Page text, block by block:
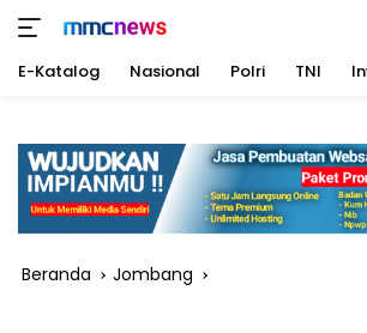
konten
E-Katalog Nasional Polri TNI
Beranda Jombang